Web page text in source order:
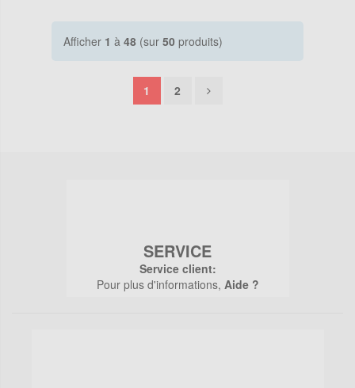
Afficher 1 à 48 (sur 50 produits)
1 2
SERVICE
Service client:
Pour plus d'informations, Aide ?